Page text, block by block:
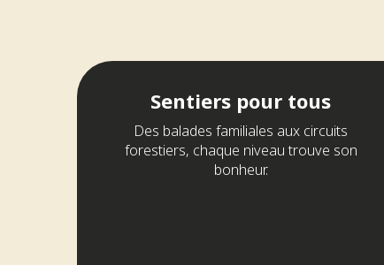
Sentiers pour tous
Des balades familiales aux circuits
forestiers, chaque niveau trouve son
bonheur.